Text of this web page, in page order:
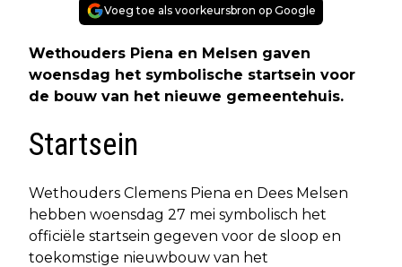
Voeg toe als voorkeursbron op Google
Wethouders Piena en Melsen gaven
woensdag het symbolische startsein voor
de bouw van het nieuwe gemeentehuis.
Startsein
Wethouders Clemens Piena en Dees Melsen
hebben woensdag 27 mei symbolisch het
officiële startsein gegeven voor de sloop en
toekomstige nieuwbouw van het